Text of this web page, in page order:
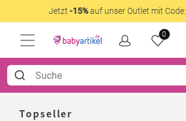
Jetzt -15%auf unser Outlet mit Code:
0
Topseller